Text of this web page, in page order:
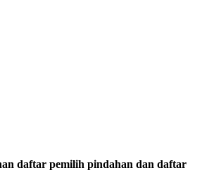
daftar pemilih pindahan dan daftar